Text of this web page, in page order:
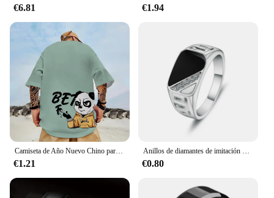
**Unmatched Comfort and Style**
The male thong swimsuit is not just a piece of
clothing; it's a statement of style and comfort.
Crafted from a premium polyester blend, this
swimwear offers a snug fit that accentuates your
physique without compromising on comfort. The
minimalist design is perfect for those who prefer a
low-profile look while still making a splash at the
beach or pool. The quick-drying fabric ensures that
you can enjoy your swimming activities without the
hassle of dampness, keeping you fresh and ready
for action.
**Versatile and Practical**
Whether you're lounging by the pool or diving into
the ocean, this swimsuit is designed to keep up with
€6.81 €1.94
€1.21 €0.80